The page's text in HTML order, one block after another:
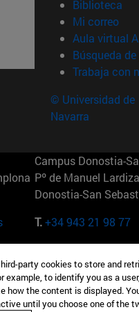
Biblioteca
Mi correo
Aula virtual
Búsqueda
Trabaja con
© Universidad de
Navarra
Campus Donostia-
Pº de Manuel
Donostia-San
T.+34 943 21 98 77
165 W 57th St
EE.UU
party cookies to store and
to identify you as a
how the content is displayed.
until you choose one of the